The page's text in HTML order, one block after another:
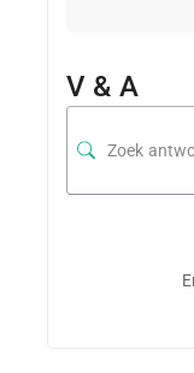
V & A